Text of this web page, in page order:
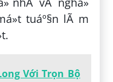
tuáº§n lÃ m
Với Trọn Bộ